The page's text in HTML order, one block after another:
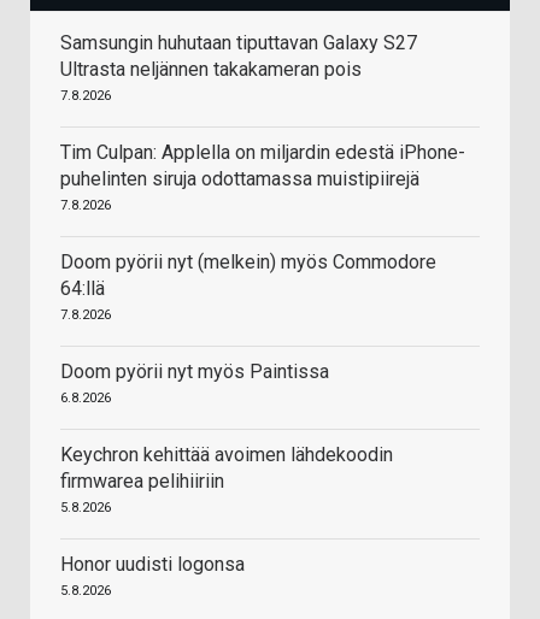
Samsungin huhutaan tiputtavan Galaxy S27
Ultrasta neljännen takakameran pois
7.8.2026
Tim Culpan: Applella on miljardin edestä iPhone-
puhelinten siruja odottamassa muistipiirejä
7.8.2026
Doom pyörii nyt (melkein) myös Commodore
64:llä
7.8.2026
Doom pyörii nyt myös Paintissa
6.8.2026
Keychron kehittää avoimen lähdekoodin
firmwarea pelihiiriin
5.8.2026
Honor uudisti logonsa
5.8.2026